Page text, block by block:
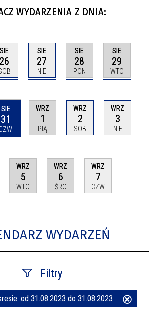
WYDARZENIA Z DNIA:
SIE
26
SIE
27
NIE
SIE
28
PON
SIE
29
WTO
SIE
31
WRZ
1
PIĄ
WRZ
2
SOB
WRZ
3
NIE
WRZ
5
WTO
WRZ
6
ŚRO
WRZ
7
CZW
WYDARZEŃ
Filtry
od 31.08.2023 do 31.08.2023